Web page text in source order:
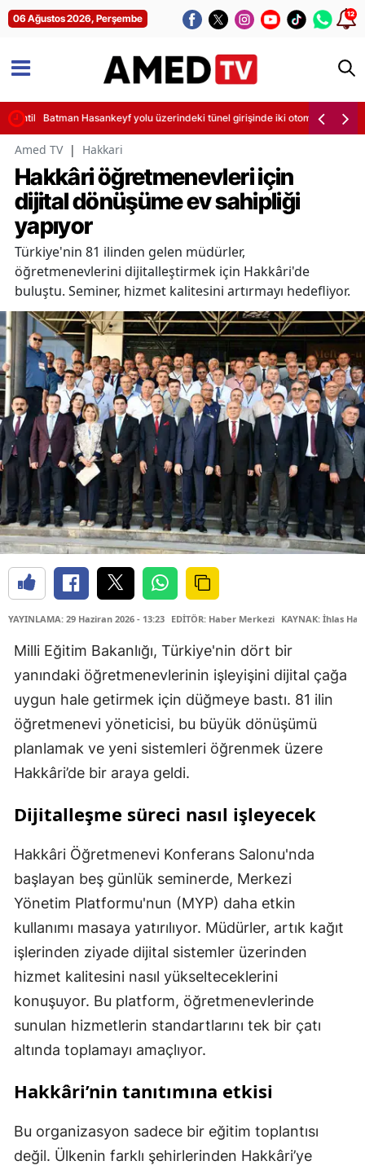
06 Ağustos 2026, Perşembe 12
başladı
Batman Hasankeyf yolu üzerindeki tünel girişinde iki otomobil çarpıştı
Amed TV | Hakkari
Hakkâri öğretmenevleri için
dijital dönüşüme ev sahipliği
yapıyor
Türkiye'nin 81 ilinden gelen müdürler,
öğretmenevlerini dijitalleştirmek için Hakkâri'de
buluştu. Seminer, hizmet kalitesini artırmayı hedefliyor.
YAYINLAMA: 29 Haziran 2026 - 13:23 EDİTÖR: Haber Merkezi KAYNAK: İhlas
Milli Eğitim Bakanlığı, Türkiye'nin dört bir
yanındaki öğretmenevlerinin işleyişini dijital çağa
uygun hale getirmek için düğmeye bastı. 81 ilin
öğretmenevi yöneticisi, bu büyük dönüşümü
planlamak ve yeni sistemleri öğrenmek üzere
Hakkâri’de bir araya geldi.
Dijitalleşme süreci nasıl işleyecek
Hakkâri Öğretmenevi Konferans Salonu'nda
başlayan beş günlük seminerde, Merkezi
Yönetim Platformu'nun (MYP) daha etkin
kullanımı masaya yatırılıyor. Müdürler, artık kağıt
işlerinden ziyade dijital sistemler üzerinden
hizmet kalitesini nasıl yükselteceklerini
konuşuyor. Bu platform, öğretmenevlerinde
sunulan hizmetlerin standartlarını tek bir çatı
altında toplamayı amaçlıyor.
Hakkâri’nin tanıtımına etkisi
Bu organizasyon sadece bir eğitim toplantısı
değil. Ülkenin farklı şehirlerinden Hakkâri’ye